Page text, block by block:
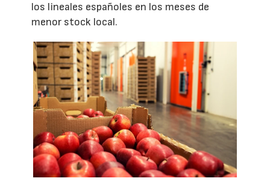
los lineales españoles en los meses de
menor stock local.